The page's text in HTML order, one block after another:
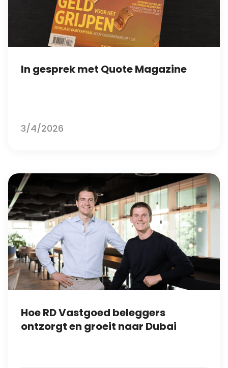
In gesprek met Quote Magazine
3/4/2026
Hoe RD Vastgoed beleggers
ontzorgt en groeit naar Dubai